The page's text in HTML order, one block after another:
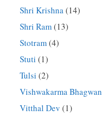
Shri Krishna(14)
Shri Ram(13)
Stotram(4)
Stuti (1)
Tulsi (2)
Vishwakarma Bhagwan
Vitthal Dev (1)